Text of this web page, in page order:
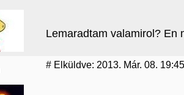
Lemaradtam valamirol? En
# Elküldve: 2013. Már. 08.